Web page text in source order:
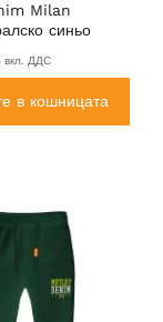
Milan
синьо
вкл. ДДС
в кошницата